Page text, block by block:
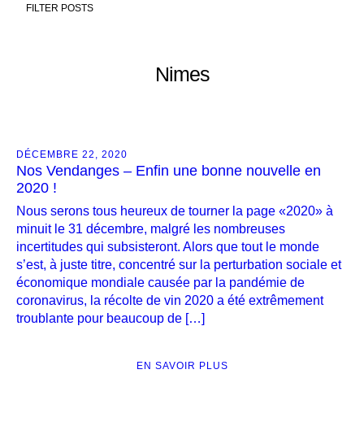
FILTER POSTS
Nimes
DÉCEMBRE 22, 2020
Nos Vendanges – Enfin une bonne nouvelle en
2020 !
Nous serons tous heureux de tourner la page «2020» à
minuit le 31 décembre, malgré les nombreuses
incertitudes qui subsisteront. Alors que tout le monde
s’est, à juste titre, concentré sur la perturbation sociale et
économique mondiale causée par la pandémie de
coronavirus, la récolte de vin 2020 a été extrêmement
troublante pour beaucoup de […]
EN SAVOIR PLUS